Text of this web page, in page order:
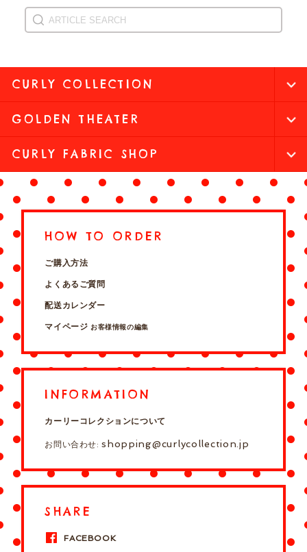
CURLY COLLECTION
GOLDEN THEATER
CURLY FABRIC SHOP
HOW TO ORDER
ご購入方法
よくあるご質問
配送カレンダー
マイページ お客様情報の編集
INFORMATION
カーリーコレクションについて
お問い合わせ:shopping@curlycollection.jp
SHARE
FACEBOOK